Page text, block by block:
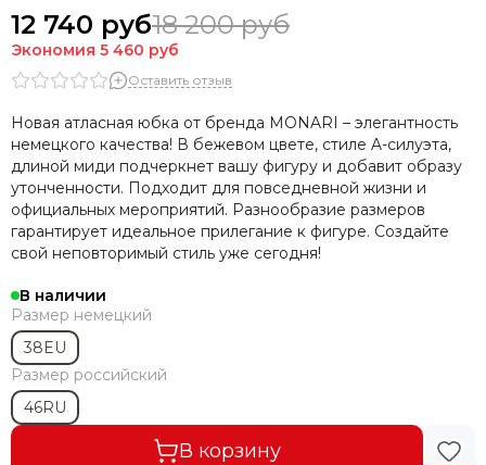
12 740 руб18 200 руб
Экономия 5 460 руб
Оставить отзыв
Новая атласная юбка от бренда MONARI – элегантность
немецкого качества! В бежевом цвете, стиле A-силуэта,
длиной миди подчеркнет вашу фигуру и добавит образу
утонченности. Подходит для повседневной жизни и
официальных мероприятий. Разнообразие размеров
гарантирует идеальное прилегание к фигуре. Создайте
свой неповторимый стиль уже сегодня!
В наличии
Размер немецкий
38EU
Размер российский
46RU
В корзину